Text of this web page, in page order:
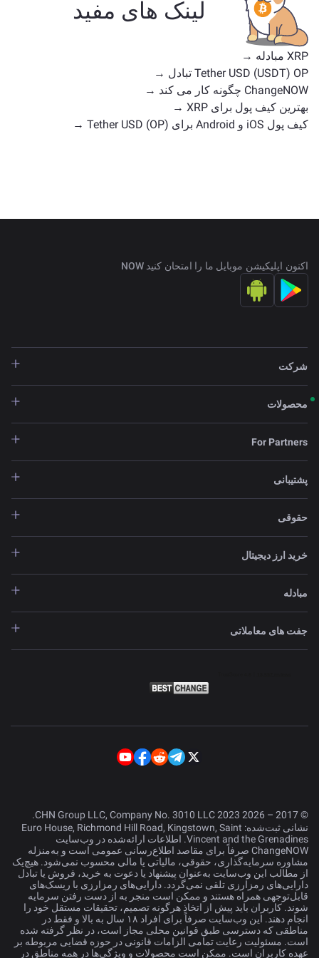
دارایی‌های موجود برای تبادل را درصفحه اصلی تبادللینک های مفید
XRP مبادله →
Tether USD (USDT) OP تبادل →
ChangeNOW چگونه کار می کند →
بهترین کیف پول برای XRP →
کیف پول iOS و Android برای Tether USD (OP) →
اکنون اپلیکیشن موبایل ما را امتحان کنید NOW
شرکت
محصولات
For Partners
پشتیبانی
حقوقی
خرید ارز دیجیتال
مبادله
جفت های معاملاتی
© 2017 – 2026 CHN Group LLC, Company No. 3010 LLC 2023.
نشانی ثبت‌شده: Euro House, Richmond Hill Road, Kingstown, Saint
Vincent and the Grenadines. اطلاعات ارائه‌شده در وب‌سایت
ChangeNOW صرفاً برای مقاصد اطلاع‌رسانی عمومی است و به‌منزله
مشاوره سرمایه‌گذاری، حقوقی، مالیاتی یا مالی محسوب نمی‌شود. هیچ‌یک
از مطالب این وب‌سایت به‌عنوان پیشنهاد یا دعوت به خرید، فروش یا تبادل
دارایی‌های رمزارزی تلقی نمی‌گردد. دارایی‌های رمزارزی با ریسک‌های
قابل‌توجهی همراه هستند و ممکن است منجر به از دست رفتن سرمایه
شوند. کاربران باید پیش از اتخاذ هرگونه تصمیم، تحقیقات مستقل خود را
انجام دهند. این وب‌سایت صرفاً برای افراد ۱۸ سال به بالا و فقط در
مناطقی که دسترسی طبق قوانین محلی مجاز است، در نظر گرفته شده
است. مسئولیت رعایت تمامی الزامات قانونی در حوزه قضایی مربوطه بر
عهده کاربران است. ممکن است محصولات و ویژگی‌ها در همه مناطق در